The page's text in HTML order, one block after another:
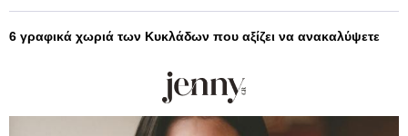
6 γραφικά χωριά των Κυκλάδων που αξίζει να ανακαλύψετε